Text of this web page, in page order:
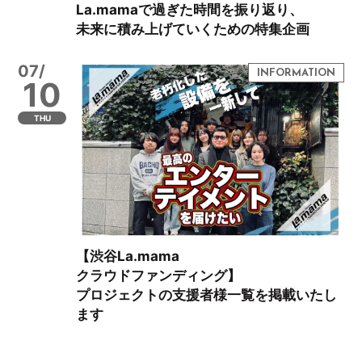
La.mamaで過ぎた時間を振り返り、
未来に積み上げていくための特集企画
07/
10
THU
【渋谷La.mama
クラウドファンディング】
プロジェクトの支援者様一覧を掲載いたし
ます